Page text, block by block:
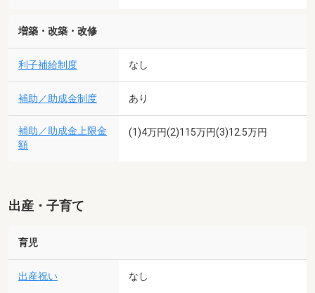
増築・改築・改修
利子補給制度 なし
補助／助成金制度 あり
補助／助成金上限金
額
(1)4万円(2)115万円(3)12.5万円
出産・子育て
育児
出産祝い なし